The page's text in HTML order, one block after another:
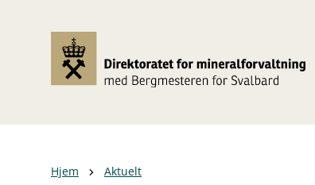
hovedinnhold
Hjem Aktuelt